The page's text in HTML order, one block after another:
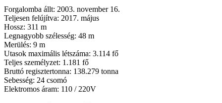
Forgalomba állt: 2003. november 16.
Teljesen felújítva: 2017. május
Hossz: 311 m
Legnagyobb szélesség: 48 m
Merülés: 9 m
Utasok maximális létszáma: 3.114 fő
Teljes személyzet: 1.181 fő
Bruttó regisztertonna: 138.279 tonna
Sebesség: 24 csomó
Elektromos áram: 110 / 220V